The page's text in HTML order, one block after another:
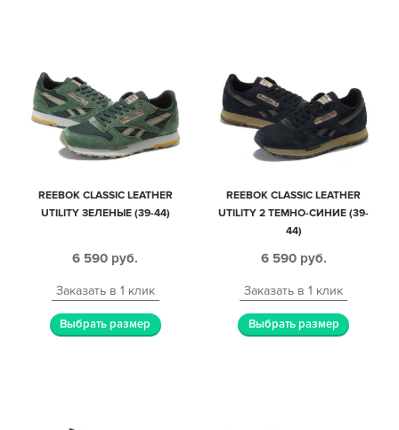
REEBOK CLASSIC LEATHER
UTILITY ЗЕЛЕНЫЕ (39-44)
6 590 руб.
Заказать в 1 клик
Выбрать размер
REEBOK CLASSIC LEATHER
UTILITY 2 ТЕМНО-СИНИЕ (39-
44)
6 590 руб.
Заказать в 1 клик
Выбрать размер